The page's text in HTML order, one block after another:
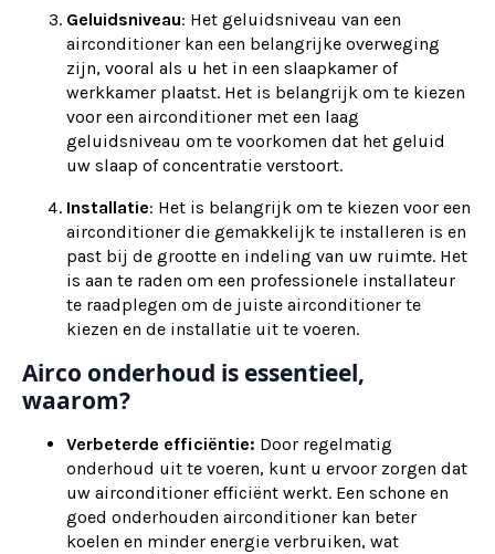
Geluidsniveau: Het geluidsniveau van een
airconditioner kan een belangrijke overweging
zijn, vooral als u het in een slaapkamer of
werkkamer plaatst. Het is belangrijk om te kiezen
voor een airconditioner met een laag
geluidsniveau om te voorkomen dat het geluid
uw slaap of concentratie verstoort.
Installatie: Het is belangrijk om te kiezen voor een
airconditioner die gemakkelijk te installeren is en
past bij de grootte en indeling van uw ruimte. Het
is aan te raden om een professionele installateur
te raadplegen om de juiste airconditioner te
kiezen en de installatie uit te voeren.
Airco onderhoud is essentieel,
waarom?
Verbeterde efficiëntie: Door regelmatig
onderhoud uit te voeren, kunt u ervoor zorgen dat
uw airconditioner efficiënt werkt. Een schone en
goed onderhouden airconditioner kan beter
koelen en minder energie verbruiken, wat